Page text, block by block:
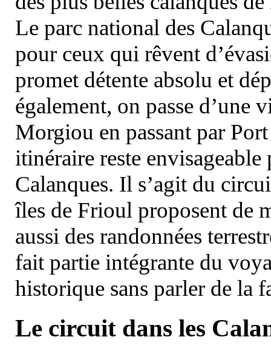
Le parc national des
pour ceux qui rêvent
promet détente absolu et
également, on passe d’une
Morgiou en passant par
itinéraire reste
Calanques. Il s’agit du
îles de Frioul proposent de
aussi des randonnées
fait partie intégrante du
historique sans parler de la
Le circuit dans les